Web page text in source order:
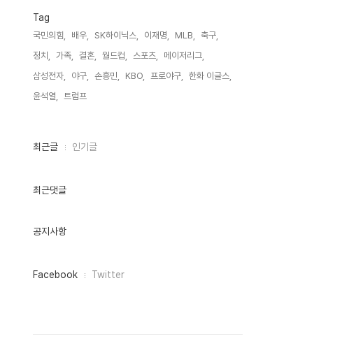
Tag
국민의힘, 배우, SK하이닉스, 이재명, MLB,
축구,
정치,
가족, 결혼, 월드컵, 스포츠,
메이저리그,
삼성전자,
야구, 손흥민, KBO, 프로야구,
한화 이글스,
윤석열,
트럼프,
최
인
최근글 인기글
최근댓글
공지사항
페
Facebook Twitter